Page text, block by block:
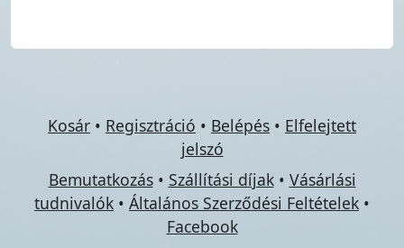
Kosár • Regisztráció • Belépés • Elfelejtett
jelszó
Bemutatkozás• Szállítási díjak• Vásárlási
tudnivalók • Általános Szerződési Feltételek •
Facebook